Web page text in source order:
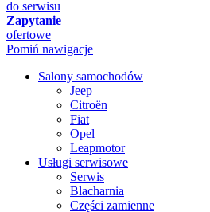
do serwisu
Zapytanie
ofertowe
Pomiń nawigacje
Salony samochodów
Jeep
Citroën
Fiat
Opel
Leapmotor
Usługi serwisowe
Serwis
Blacharnia
Części zamienne